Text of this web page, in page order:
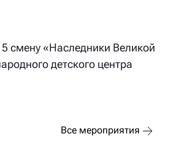
смену «Наследники Великой
детского центра
Все мероприятия